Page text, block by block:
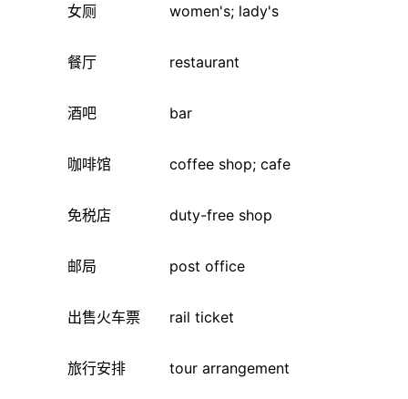
女厕 women's; lady's
餐厅 restaurant
酒吧 bar
咖啡馆 coffee shop; cafe
免税店 duty-free shop
邮局 post office
出售火车票 rail ticket
旅行安排 tour arrangement